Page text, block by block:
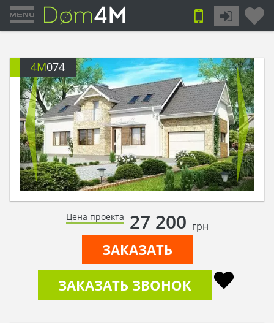
4M074
Цена проекта 27 200 грн
ЗАКАЗАТЬ
ЗАКАЗАТЬ ЗВОНОК